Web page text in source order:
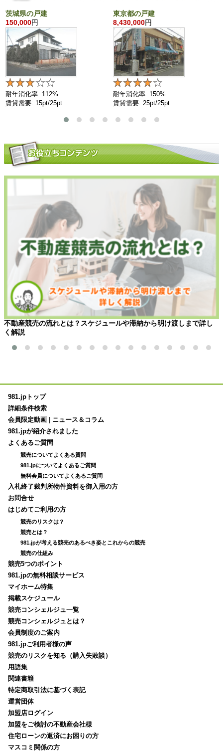
茨城県の戸建
150,000円
耐年消化率: 112%
賃貸需要: 15pt/25pt
東京都の戸建
8,430,000円
耐年消化率: 150%
賃貸需要: 25pt/25pt
不動産競売の流れとは？スケジュールや滞納から明け渡しまで詳し
く解説
981.jpトップ
詳細条件検索
会員限定動画
ニュース＆コラム
981.jpが紹介されました
よくあるご質問
競売についてよくある質問
981.jpについてよくあるご質問
無料会員についてよくあるご質問
入札終了裁判所物件資料を御入用の方
お問合せ
はじめてご利用の方
競売のリスクは？
競売とは？
981.jpが考える競売のあるべき姿とこれからの競売
競売の仕組み
競売5つのポイント
981.jpの無料相談サービス
マイホーム特集
掲載スケジュール
競売コンシェルジュ一覧
競売コンシェルジュとは？
会員制度のご案内
981.jpご利用者様の声
競売のリスクを知る（購入失敗談）
用語集
関連書籍
特定商取引法に基づく表記
運営団体
加盟店ログイン
加盟をご検討の不動産会社様
住宅ローンの返済にお困りの方
マスコミ関係の方